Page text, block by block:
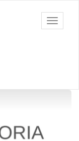
barra